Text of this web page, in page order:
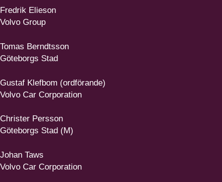
Fredrik Elieson
Volvo Group
Tomas Berndtsson
Göteborgs Stad
Gustaf Klefbom (ordförande)
Volvo Car Corporation
Christer Persson
Göteborgs Stad (M)
Johan Taws
Volvo Car Corporation